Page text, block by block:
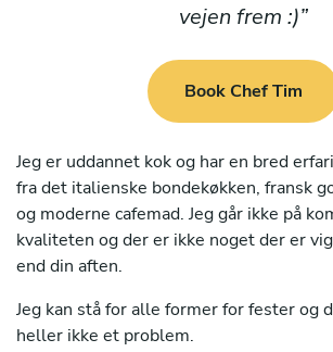
vejen frem :)
Book Chef Tim
Jeg er uddannet kok og har en bred
fra det italienske bondekøkken, fransk
og moderne cafemad. Jeg går ikke på
kvaliteten og der er ikke noget der er
end din aften.
Jeg kan stå for alle former for fester og
heller ikke et problem.